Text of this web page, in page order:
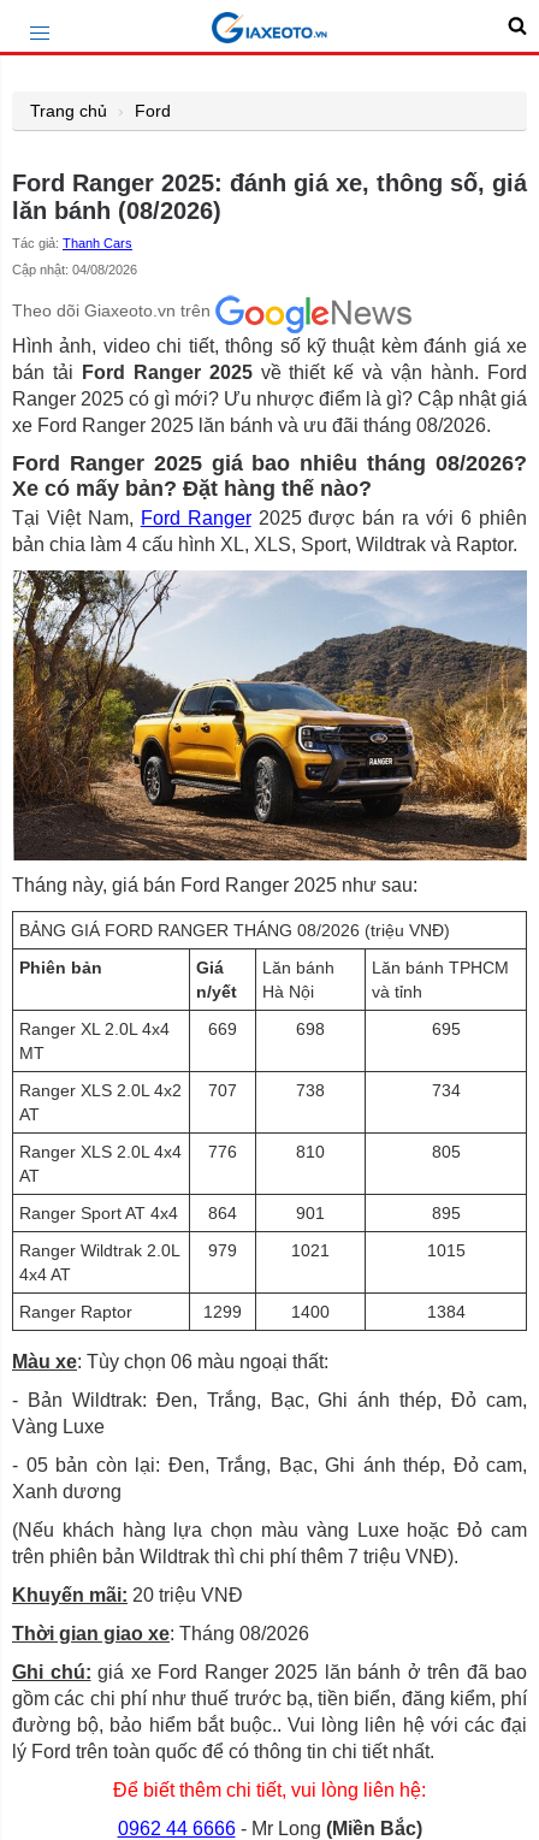
Trang chủ Ford
Ford Ranger 2025: đánh giá xe, thông số, giá
lăn bánh (08/2026)
Tác giả: Thanh Cars
Cập nhật: 04/08/2026
Theo dõi Giaxeoto.vn trên
Hình ảnh, video chi tiết, thông số kỹ thuật kèm đánh giá xe
bán tải
Ford Ranger 2025về thiết kế và vận hành. Ford
Ranger 2025 có gì mới? Ưu nhược điểm là gì? Cập nhật giá
xe Ford Ranger 2025 lăn bánh và ưu đãi tháng 08/2026.
Ford Ranger 2025 giá bao nhiêu tháng 08/2026?
Xe có mấy bản? Đặt hàng thế nào?
Tại Việt Nam, Ford Ranger2025 được bán ra với 6 phiên
bản chia làm 4 cấu hình XL, XLS, Sport, Wildtrak và Raptor.
Tháng này, giá bán Ford Ranger 2025 như sau:
BẢNG GIÁ FORD RANGER THÁNG 08/2026 (triệu VNĐ)
Phiên bản
Giá
n/yết
Lăn bánh
Hà Nội
Lăn bánh TPHCM
và tỉnh
Ranger XL 2.0L 4x4
MT
669 698 695
Ranger XLS 2.0L 4x2
AT
707 738 734
Ranger XLS 2.0L 4x4
AT
776 810 805
Ranger Sport AT 4x4 864 901
895
Ranger Wildtrak 2.0L
4x4 AT
979 1021 1015
Ranger Raptor 1299 1400 1384
Màu xe: Tùy chọn 06 màu ngoại thất:
- Bản Wildtrak: Đen, Trắng, Bạc, Ghi ánh thép, Đỏ cam,
Vàng Luxe
- 05 bản còn lại: Đen, Trắng, Bạc, Ghi ánh thép, Đỏ cam,
Xanh dương
(Nếu khách hàng lựa chọn màu vàng Luxe hoặc Đỏ cam
trên phiên bản Wildtrak thì chi phí thêm 7 triệu VNĐ).
Khuyến mãi: 20 triệu VNĐ
Thời gian giao xe: Tháng 08/2026
Ghi chú: giá xe Ford Ranger 2025 lăn bánh ở trên đã bao
gồm các chi phí như thuế trước bạ, tiền biển, đăng kiểm, phí
đường bộ, bảo hiểm bắt buộc.. Vui lòng liên hệ với các đại
lý Ford trên toàn quốc để có thông tin chi tiết nhất.
Để biết thêm chi tiết, vui lòng liên hệ:
0962 44 6666- Mr Long (Miền Bắc)